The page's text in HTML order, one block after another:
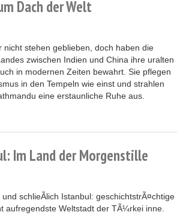
Dach der Welt
nicht stehen geblieben, doch haben die
zwischen Indien und China ihre uralten
in modernen Zeiten bewahrt. Sie pflegen
in den Tempeln wie einst und strahlen
eine erstaunliche Ruhe aus.
Im Land der Morgenstille
schlieÃlich Istanbul: geschichtstrÃ¤chtige
aufregendste Weltstadt der TÃ¼rkei inne.